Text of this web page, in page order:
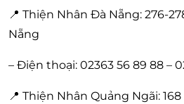
📍 Thiện Nhân Đà Nẵng: 276-
Nẵng
– Điện thoại: 02363 56 89 88 –
📍 Thiện Nhân Quảng Ngãi: